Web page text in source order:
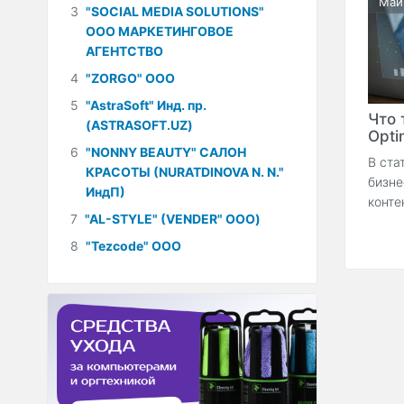
Что
В
3 "SOCIAL MEDIA SOLUTIONS"
ООО МАРКЕТИНГОВОЕ
АГЕНТСТВО
4 "ZORGO" ООО
5 "AstraSoft" Инд. пр.
(ASTRASOFT.UZ)
6 "NONNY BEAUTY" САЛОН
КРАСОТЫ (NURATDINOVA N. N."
ИндП)
7 "AL-STYLE" (VENDER" ООО)
8 "Tezcode" ООО